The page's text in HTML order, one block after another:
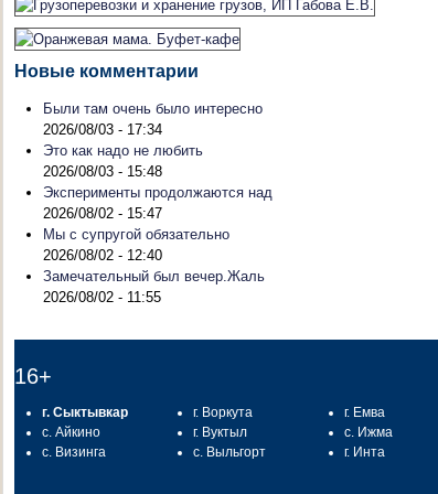
Новые комментарии
Были там очень было интересно
2026/08/03 - 17:34
Это как надо не любить
2026/08/03 - 15:48
Эксперименты продолжаются над
2026/08/02 - 15:47
Мы с супругой обязательно
2026/08/02 - 12:40
Замечательный был вечер.Жаль
2026/08/02 - 11:55
16+
г. Сыктывкар
с. Айкино
с. Визинга
г. Воркута
г. Вуктыл
с. Выльгорт
г. Емва
с. Ижма
г. Инта